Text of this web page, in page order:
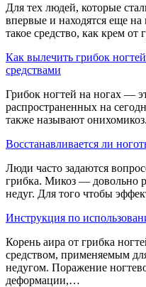
Для тех людей, которые
впервые и находятся еще на
такое средство, как крем от
Как вылечить грибок
средствами
Грибок ногтей на ногах —
распространенных на
также называют
Восстанавливается ли
Люди часто задаются
грибка. Микоз — довольно
недуг. Для того чтобы
Инструкция по
Корень аира от грибка
средством, применяемым
недугом. Поражение
деформации,…